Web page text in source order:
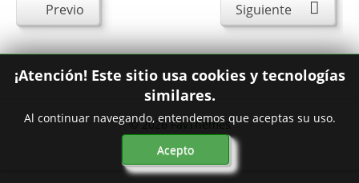
Previo Siguiente
© 2026FavThemes
¡Atención! Este sitio usa cookies y tecnologías
similares.
Al continuar navegando, entendemos que aceptas su uso.
Acepto